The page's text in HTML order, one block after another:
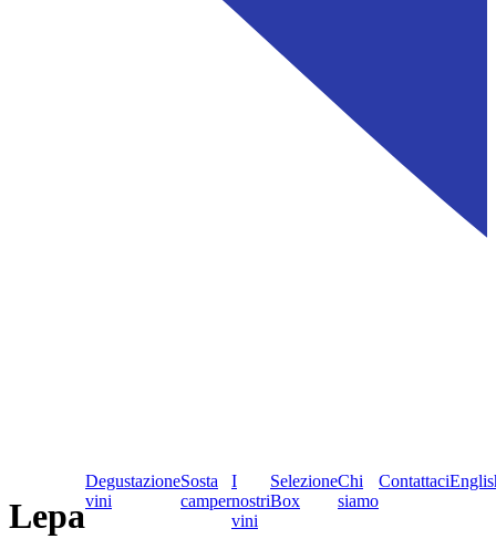
Lepa
Degustazione
vini
Sosta
camper
I
nostri
vini
Selezione
Box
Chi
siamo
Contattaci